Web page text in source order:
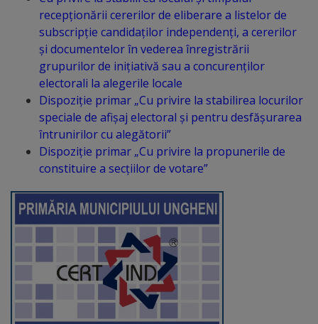
proiect
deșeuri
Adoptă
un
spațiu
verde
Educație
Instituții
preșcolare
Instituții
recepționării cererilor de eliberare a listelor de
subscripție candidaților independenți, a cererilor
și documentelor în vederea înregistrării
grupurilor de inițiativă sau a concurenților
electorali la alegerile locale
Dispoziție primar „Cu privire la stabilirea locurilor
speciale de afişaj electoral şi pentru desfăşurarea
întrunirilor cu alegătorii”
Dispoziție primar „Cu privire la propunerile de
constituire a secţiilor de votare”